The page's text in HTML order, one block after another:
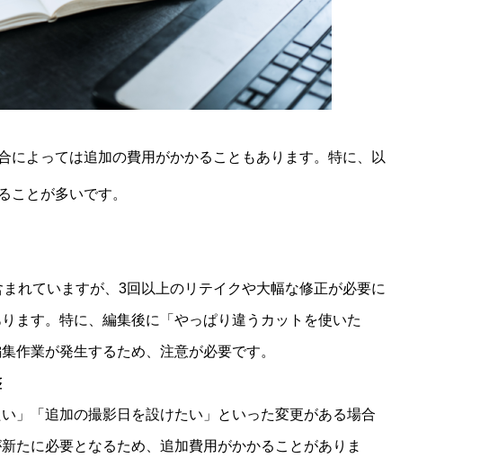
によっては追加の費用がかかることもあります。特に、以
ことが多いです。
れていますが、3回以上のリテイクや大幅な修正が必要に
ます。特に、編集後に「やっぱり違うカットを使いた
作業が発生するため、注意が必要です。
」「追加の撮影日を設けたい」といった変更がある場合
たに必要となるため、追加費用がかかることがありま